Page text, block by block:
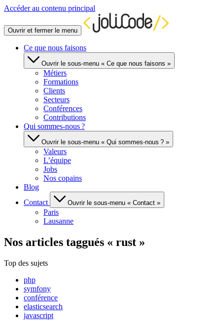
Accéder au contenu principal
Ouvrir et fermer le menu
Ce que nous faisons
Ouvrir le sous-menu « Ce que nous faisons »
Métiers
Formations
Clients
Secteurs
Conférences
Contributions
Qui sommes-nous ?
Ouvrir le sous-menu « Qui sommes-nous ? »
Valeurs
L’équipe
Jobs
Nos copains
Blog
Contact
Ouvrir le sous-menu « Contact »
Paris
Lausanne
Nos articles taggués « rust »
Top des sujets
php
symfony
conférence
elasticsearch
javascript